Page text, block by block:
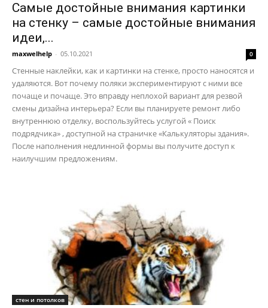
Самые достойные внимания картинки
на стенку – самые достойные внимания
идеи,...
maxwelhelp - 05.10.2021 0
Стенные наклейки, как и картинки на стенке, просто наносятся и
удаляются. Вот почему поляки экспериментируют с ними все
почаще и почаще. Это вправду неплохой вариант для резвой
смены дизайна интерьера? Если вы планируете ремонт либо
внутреннюю отделку, воспользуйтесь услугой « Поиск
подрядчика» , доступной на страничке «Калькуляторы здания».
После наполнения недлинной формы вы получите доступ к
наилучшим предложениям.
стен и потолков